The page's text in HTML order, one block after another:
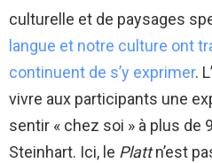
culturelle et de paysages
langue et notre culture ont
continuent de s’y exprimer.
vivre aux participants une
sentir « chez soi » à plus de
Steinhart. Ici, le Plattn’est